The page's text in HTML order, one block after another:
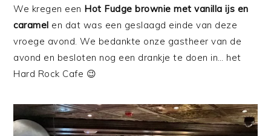
We kregen een Hot Fudge brownie met vanilla ijs en
caramel en dat was een geslaagd einde van deze
vroege avond. We bedankte onze gastheer van de
avond en besloten nog een drankje te doen in… het
Hard Rock Cafe 😉